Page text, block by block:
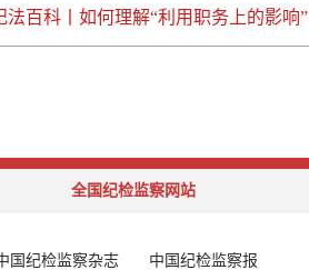
法百科丨如何理解“利用职务上的影响”
全国纪检监察网站
国纪检监察杂志 中国纪检监察报